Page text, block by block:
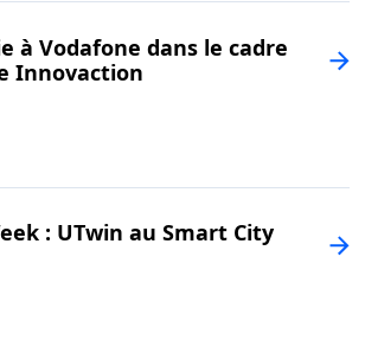
à Vodafone dans le cadre
Innovaction
: UTwin au Smart City